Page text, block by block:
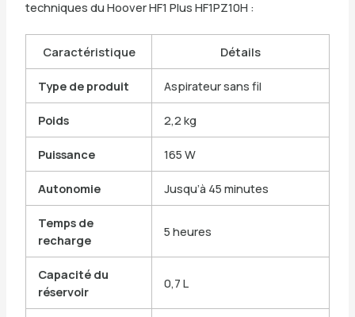
techniques du Hoover HF1 Plus HF1PZ10H :
Caractéristique Détails
Type de produit Aspirateur sans fil
Poids 2,2 kg
Puissance 165 W
Autonomie Jusqu’à 45 minutes
Temps de
recharge
5 heures
Capacité du
réservoir
0,7 L